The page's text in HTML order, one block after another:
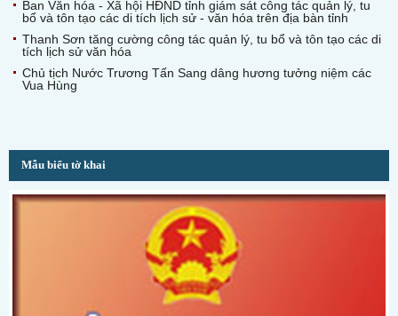
Ban Văn hóa - Xã hội HĐND tỉnh giám sát công tác quản lý, tu
bổ và tôn tạo các di tích lịch sử - văn hóa trên địa bàn tỉnh
Thanh Sơn tăng cường công tác quản lý, tu bổ và tôn tạo các di
tích lịch sử văn hóa
Chủ tịch Nước Trương Tấn Sang dâng hương tưởng niệm các
Vua Hùng
Mẫu biểu tờ khai